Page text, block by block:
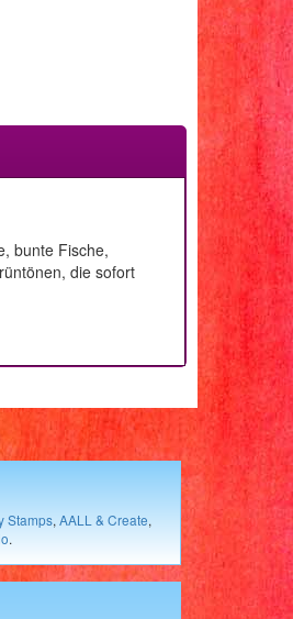
bunte Fische,
die sofort
Stamps, AALL & Create,
.